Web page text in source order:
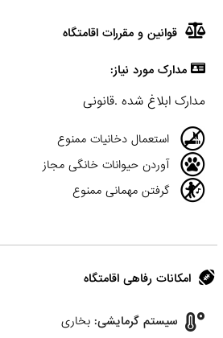
قوانین و مقررات اقامتگاه
مدارک مورد نیاز:
مدارک ابلاغ شده .قانونی
استعمال دخانیات ممنوع
آوردن حیوانات خانگی مجاز
گرفتن مهمانی ممنوع
امکانات رفاهی اقامتگاه
سیستم گرمایشی: بخاری